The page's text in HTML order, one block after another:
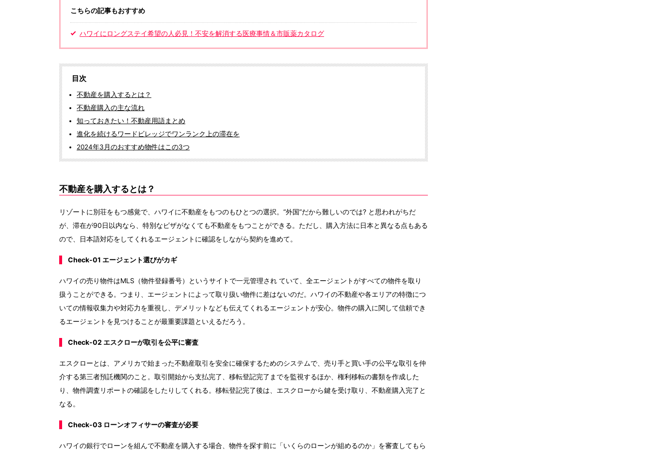
こちらの記事もおすすめ
ハワイにロングステイ希望の人必見！不安を解消する医療事情＆市販薬カタログ
目次
不動産を購入するとは？
不動産購入の主な流れ
知っておきたい！不動産用語まとめ
進化を続けるワードビレッジでワンランク上の滞在を
2024年3月のおすすめ物件はこの3つ
不動産を購入するとは？
リゾートに別荘をもつ感覚で、ハワイに不動産をもつのもひとつの選択。“外国”だから難しいのでは? と思われがちだ
が、滞在が90日以内なら、特別なビザがなくても不動産をもつことができる。ただし、購入方法に日本と異なる点もある
ので、日本語対応をしてくれるエージェントに確認をしながら契約を進めて。
Check-01 エージェント選びがカギ
ハワイの売り物件はMLS（物件登録番号）というサイトで一元管理され ていて、全エージェントがすべての物件を取り
扱うことができる。つまり、エージェントによって取り扱い物件に差はないのだ。ハワイの不動産や各エリアの特徴につ
いての情報収集力や対応力を重視し、デメリットなども伝えてくれるエージェントが安心。物件の購入に関して信頼でき
るエージェントを見つけることが最重要課題といえるだろう。
Check-02 エスクローが取引を公平に審査
エスクローとは、アメリカで始まった不動産取引を安全に確保するためのシステムで、売り手と買い手の公平な取引を仲
介する第三者預託機関のこと。取引開始から支払完了、移転登記完了までを監視するほか、権利移転の書類を作成した
り、物件調査リポートの確認をしたりしてくれる。移転登記完了後は、エスクローから鍵を受け取り、不動産購入完了と
なる。
Check-03 ローンオフィサーの審査が必要
ハワイの銀行でローンを組んで不動産を購入する場合、物件を探す前に「いくらのローンが組めるのか」を審査してもら